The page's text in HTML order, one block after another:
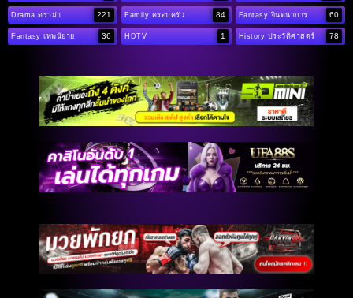
Drama ดราม่า 221 Family ครอบครัว 84 Fantasy จินตนาการ 60
Fantasy เทพนิยาย 36 HDTV 1 History ประวัติศาสตร์ 78